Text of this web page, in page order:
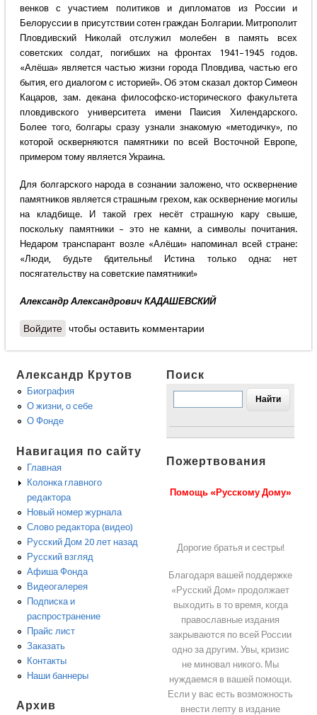
венков с участием политиков и дипломатов из России и
Белоруссии в присутствии сотен граждан Болгарии. Митрополит
Пловдивский Николай отслужил молебен в память всех
советских солдат, погибших на фронтах 1941–1945 годов.
«Алёша» является частью жизни города Пловдива, частью его
бытия, его диалогом с историей». Об этом сказал доктор Симеон
Кацаров, зам. декана философско-исторического факультета
пловдивского университета имени Паисия Хилендарского.
Более того, болгары сразу узнали знакомую «методичку», по
которой оскверняются памятники по всей Восточной Европе,
примером тому является Украина.
Для болгарского народа в сознании заложено, что осквернение
памятников является страшным грехом, как осквернение могилы
на кладбище. И такой грех несёт страшную кару свыше,
поскольку памятники – это не камни, а символы почитания.
Недаром транспарант возле «Алёши» напоминал всей стране:
«Люди, будьте бдительны! Истина только одна: нет
посягательству на советские памятники!»
Александр Александрович КАДАШЕВСКИЙ
Войдите чтобы оставить комментарии
Александр Крутов
Биография
О жизни, о себе
О Фонде
Навигация по сайту
Главная
Колонка главного
редактора
Новый номер журнала
Слово редактора (видео)
Русский Дом 20 лет назад
Русский взгляд
Афиша Фонда
Видеогалерея
Подписка и
распространение
Прайс лист
Заказать
Контакты
Наши баннеры
Архив
Поиск
Пожертвования
Помощь «Русскому Дому»
Дорогие братья и сестры!
Благодаря вашей поддержке
«Русский Дом» продолжает
выходить в то время, когда
православные издания
закрываются по всей России
одно за другим. Увы, кризис
не миновал никого. Мы
нуждаемся в вашей помощи.
Если у вас есть возможность
внести лепту в издание